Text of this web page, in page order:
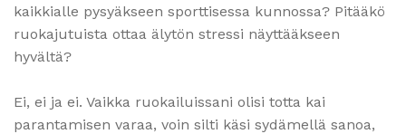
kaikkialle pysyäkseen sporttisessa kunnossa? Pitääkö
ruokajutuista ottaa älytön stressi näyttääkseen
hyvältä?
Ei, ei ja ei. Vaikka ruokailuissani olisi totta kai
parantamisen varaa, voin silti käsi sydämellä sanoa,